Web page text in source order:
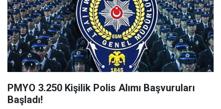
PMYO 3.250 Kişilik Polis Alımı Başvuruları
Başladı!